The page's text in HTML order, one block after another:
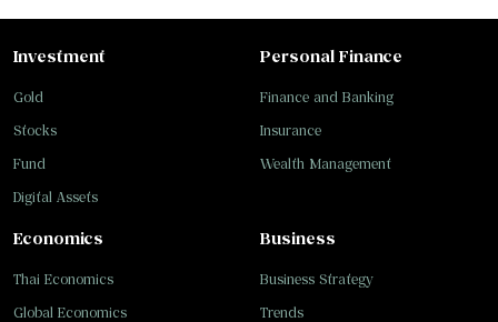
Investment
Gold
Stocks
Fund
Digital Assets
Personal Finance
Finance and Banking
Insurance
Wealth Management
Business
Business Strategy
Trends
Economics
Thai Economics
Global Economics